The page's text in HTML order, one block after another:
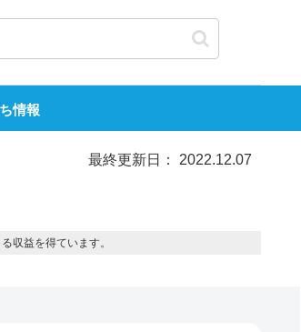
情報
最終更新日： 2022.12.07
収益を得ています。